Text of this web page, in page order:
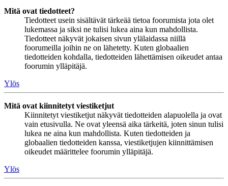
Mitä ovat tiedotteet?
Tiedotteet usein sisältävät tärkeää tietoa foorumista jota olet
lukemassa ja siksi ne tulisi lukea aina kun mahdollista.
Tiedotteet näkyvät jokaisen sivun ylälaidassa niillä
foorumeilla joihin ne on lähetetty. Kuten globaalien
tiedotteiden kohdalla, tiedotteiden lähettämisen oikeudet antaa
foorumin ylläpitäjä.
Ylös
Mitä ovat kiinnitetyt viestiketjut
Kiinnitetyt viestiketjut näkyvät tiedotteiden alapuolella ja ovat
vain etusivulla. Ne ovat yleensä aika tärkeitä, joten sinun tulisi
lukea ne aina kun mahdollista. Kuten tiedotteiden ja
globaalien tiedotteiden kanssa, viestiketjujen kiinnittämisen
oikeudet määrittelee foorumin ylläpitäjä.
Ylös